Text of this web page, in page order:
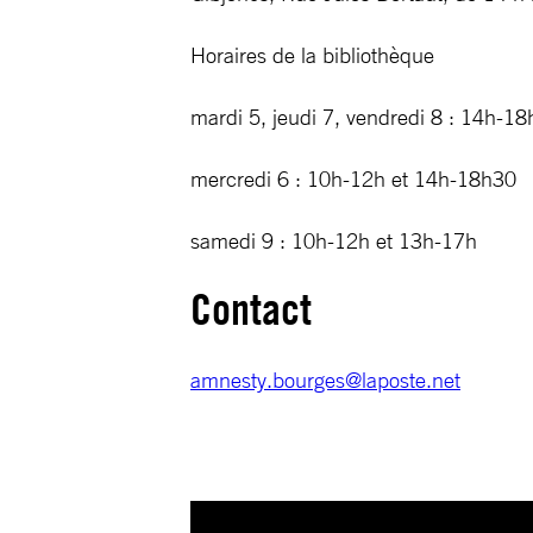
Horaires de la bibliothèque
mardi 5, jeudi 7, vendredi 8 : 14h-
mercredi 6 : 10h-12h et 14h-18h30
samedi 9 : 10h-12h et 13h-17h
Contact
amnesty.bourges@laposte.net